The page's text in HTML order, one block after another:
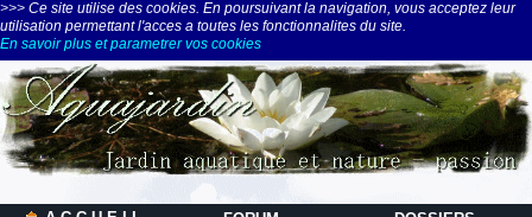
>>> Ce site utilise des cookies. En poursuivant la navigation, vous acceptez leur
utilisation permettant l'acces a toutes les fonctionnalites du site.
En savoir plus et parametrer vos cookies